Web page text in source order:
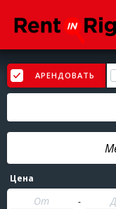
АРЕНДОВАТЬ
Цена
-